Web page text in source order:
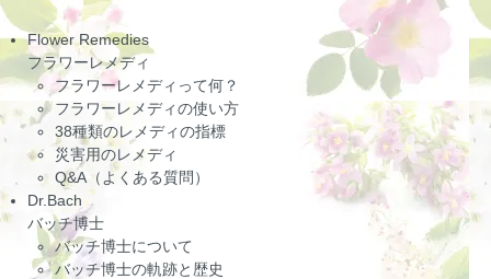
Flower Remedies
フラワーレメディ
フラワーレメディって何？
フラワーレメディの使い方
38種類のレメディの指標
災害用のレメディ
Q&A（よくある質問）
Dr.Bach
バッチ博士
バッチ博士について
バッチ博士の軌跡と歴史